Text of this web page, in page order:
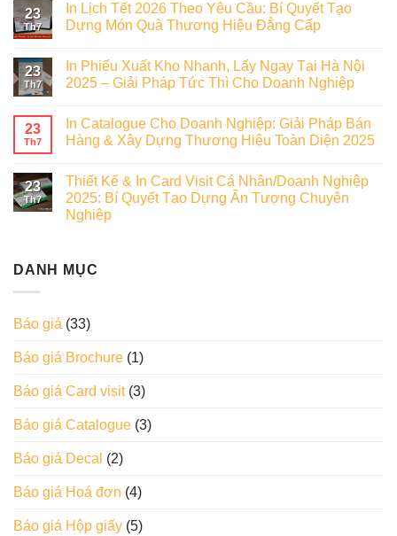
23
Th7
In Lịch Tết 2026 Theo Yêu Cầu: Bí Quyết Tạo
Dựng Món Quà Thương Hiệu Đẳng Cấp
23
Th7
In Phiếu Xuất Kho Nhanh, Lấy Ngay Tại Hà Nội
2025 – Giải Pháp Tức Thì Cho Doanh Nghiệp
23
Th7
In Catalogue Cho Doanh Nghiệp: Giải Pháp Bán
Hàng & Xây Dựng Thương Hiệu Toàn Diện 2025
23
Th7
Thiết Kế & In Card Visit Cá Nhân/Doanh Nghiệp
2025: Bí Quyết Tạo Dựng Ấn Tượng Chuyên
Nghiệp
DANH MỤC
Báo giá (33)
Báo giá Brochure (1)
Báo giá Card visit(3)
Báo giá Catalogue (3)
Báo giá Decal (2)
Báo giá Hoá đơn (4)
Báo giá Hộp giấy (5)